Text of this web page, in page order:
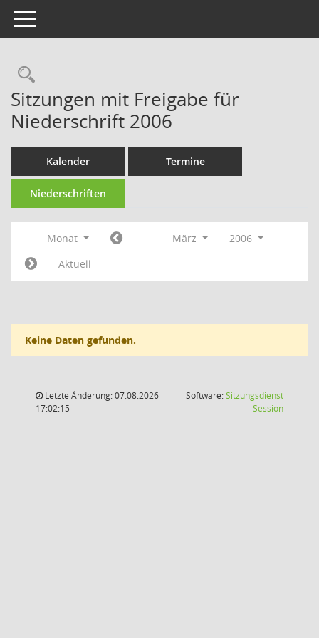
Toggle navigation
Rechercheauswahl
Sitzungen mit Freigabe für
Niederschrift 2006
Kalender Termine
Niederschriften
Monat März
2006
Aktuell
Keine Daten gefunden.
Letzte Änderung: 07.08.2026
17:02:15
Software:Sitzungsdienst
Session(Wird in